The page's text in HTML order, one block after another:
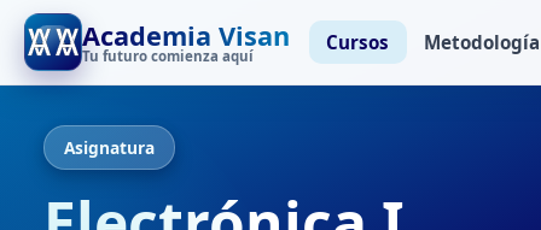
Academia Visan
Tu futuro comienza aquí
Cursos Metodología
Asignatura